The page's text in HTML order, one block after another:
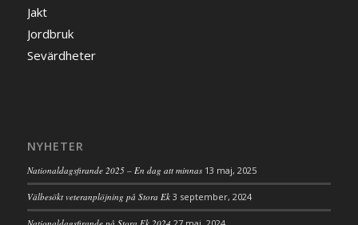
Jakt
Jordbruk
Sevärdheter
NYHETER
Nationaldagsfirande 2025 – En dag att minnas 13 maj, 2025
Välbesökt veteranplöjning på Stora Ek 3 september, 2024